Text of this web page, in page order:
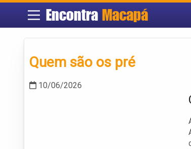
Encontra Macapá
Quem são os pré
10/06/2026